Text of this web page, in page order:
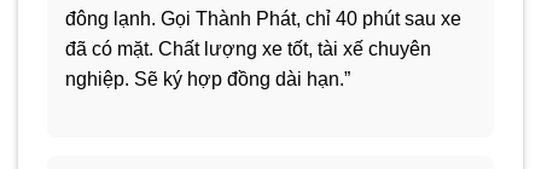
đông lạnh. Gọi Thành Phát, chỉ 40 phút sau xe
đã có mặt. Chất lượng xe tốt, tài xế chuyên
nghiệp. Sẽ ký hợp đồng dài hạn.”